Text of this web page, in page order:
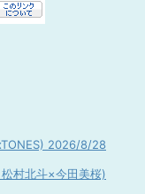
2026/8/28
村北斗×今田美桜)